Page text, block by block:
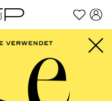
Zum Footer springen